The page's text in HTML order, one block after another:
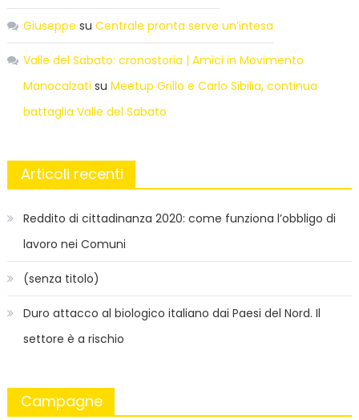
Giuseppe su Centrale pronta serve un’intesa
Valle del Sabato: cronostoria | Amici in Movimento
Manocalzati su Meetup Grillo e Carlo Sibilia, continua
battaglia Valle del Sabato
Articoli recenti
Reddito di cittadinanza 2020: come funziona l’obbligo di
lavoro nei Comuni
(senza titolo)
Duro attacco al biologico italiano dai Paesi del Nord. Il
settore è a rischio
Campagne